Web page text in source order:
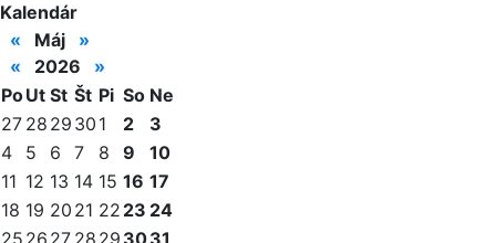
Kalendár
«
Máj
»
«
2026
»
PoUt St Št Pi So Ne
27 28 29 30 1 2
3
4
5 6 7 8 9
10
11 12 13 14 15 16 17
18 19 20 21 22 23 24
25 26 27 28 29 3031